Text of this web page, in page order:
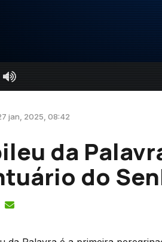
jan, 2025, 08:42
da
do